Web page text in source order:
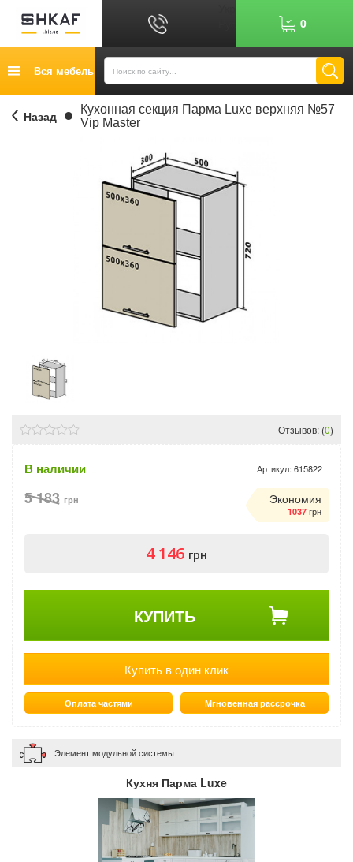
0 6 7 Показати номер
0
Вся мебель
Назад
Кухонная секция Парма Luxe верхняя №57
Vip Master
Отзывов: (0)
В наличии Артикул: 615822
5 183 грн Экономия
1037 грн
4 146 грн
КУПИТЬ
Купить в один клик
Оплата частями Мгновенная рассрочка
Элемент модульной системы
Кухня Парма Luxe